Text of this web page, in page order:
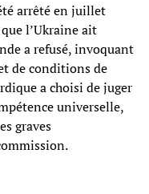
arrêté en juillet
l’Ukraine ait
a refusé, invoquant
de conditions de
a choisi de juger
universelle,
graves